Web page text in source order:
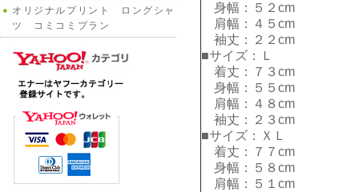
身幅：５２cm
肩幅：４５cm
袖丈：２２cm
■サイズ：Ｌ
着丈：７３cm
身幅：５５cm
肩幅：４８cm
袖丈：２３cm
■サイズ：ＸＬ
着丈：７７cm
身幅：５８cm
肩幅：５１cm
オリジナルプリント ロングシャ
ツ コミコミプラン